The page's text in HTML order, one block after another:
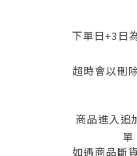
下單日+3 日
超時會以刪
商品進入追
單
如遇商品斷